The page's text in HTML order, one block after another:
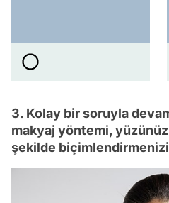
3. Kolay bir soruyla
makyaj yöntemi,
şekilde